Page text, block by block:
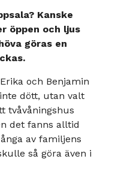
Kanske
öppen och ljus
göras en
och Benjamin
dött, utan valt
tvåvåningshus
det fanns alltid
av familjens
så göra även i